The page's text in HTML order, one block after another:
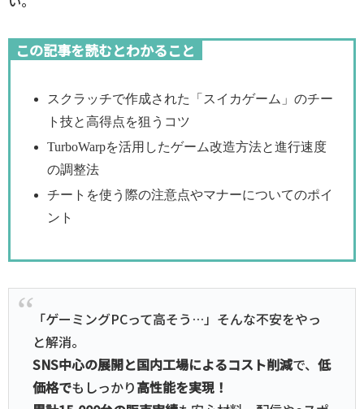
この記事を読むとわかること
スクラッチで作成された「スイカゲーム」のチー
ト技と高得点を狙うコツ
TurboWarpを活用したゲーム改造方法と進行速度
の調整法
チートを使う際の注意点やマナーについてのポイ
ント
「ゲーミングPCって高そう…」そんな不安をやっ
と解消。
SNS中心の展開と国内工場によるコスト削減で、 低
価格でもしっかり高性能を実現！